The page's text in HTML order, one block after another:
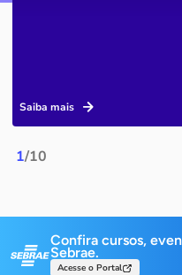
1/10
Saiba mais
Confira cursos,
Sebrae.
Acesse o Portal